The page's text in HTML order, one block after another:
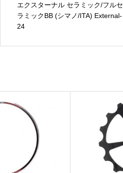
エクスターナル セラミック/フルセ
ラミックBB (シマノ/ITA) External-
24